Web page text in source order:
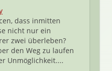
dass inmitten
nicht nur ein
zwei überleben?
den Weg zu laufen
Unmöglichkeit....